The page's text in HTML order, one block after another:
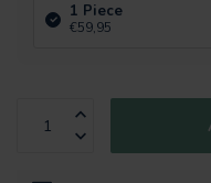
1 Piece
€59,95